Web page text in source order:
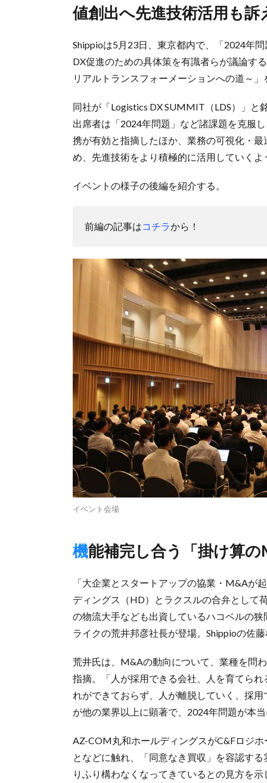
値創出へ先進技術活用も訴
Shippioは5月23日、東京都内で、「2024年
DX促進のための具体策を有識者らが議論す
リアルトランスフォーメーションへの道～」
同社が「Logistics DX SUMMIT（LDS）」
出席者は「2024年問題」など諸課題を克服
携が有効と指摘したほか、業務の可視化・
め、先進技術をより積極的に活用していく
イベントの様子の後編を紹介する。
前編の記事はコチラから！
イベント会場
機能補完し合う「掛け算
「大企業とスタートアップの協業・M&Aが
ディングス（HD）とラクスルの合弁として
の物流大手なども出資しているハコベルの
ライクの荒井邦彦社長が登場。Shippioの佐
荒井氏は、M&Aの動向について、業種を問
指摘。「人が採用できる会社、人を育てら
れができておらず、人が離脱していく、採
が他の業界以上に顕著で、2024年問題が本
AZ-COM丸和ホールディングスがC&Fロジ
となどに触れ、「同意なき買収」を容認す
りふり構わなくなってきているとの見方を示